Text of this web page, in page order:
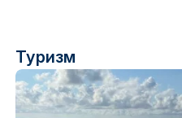
Туризм